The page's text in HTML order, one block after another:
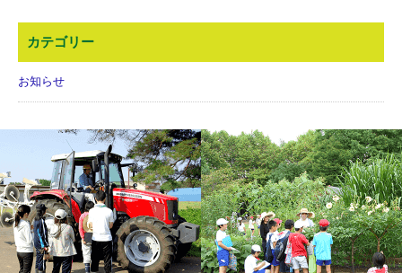
カテゴリー
お知らせ